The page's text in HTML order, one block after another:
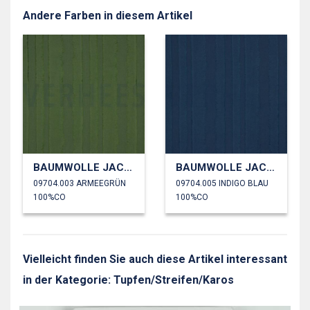
Andere Farben in diesem Artikel
BAUMWOLLE JACQUARD STREIFEN
09704.003 ARMEEGRÜN
100%CO
BAUMWOLLE JACQUARD STREIFEN
09704.005 INDIGO BLAU
100%CO
Vielleicht finden Sie auch diese Artikel interessant
in der Kategorie: Tupfen/Streifen/Karos